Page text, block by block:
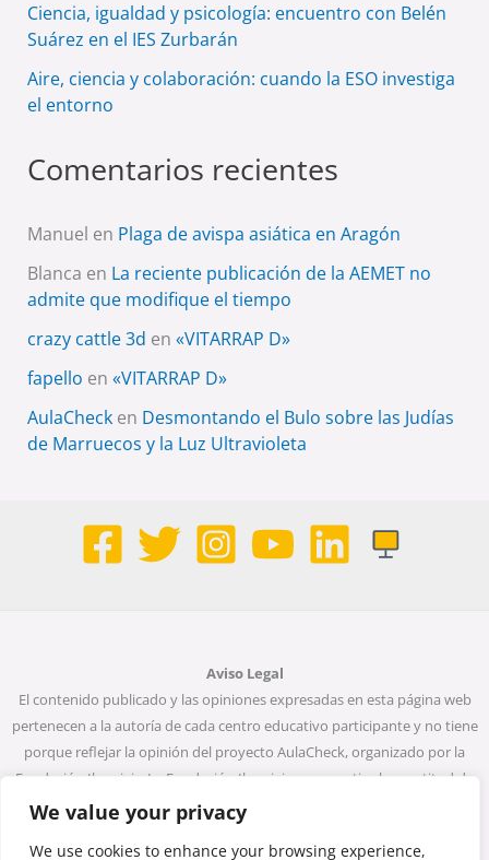
We value your privacy
We use cookies to enhance your browsing experience,
Ciencia, igualdad y psicología: encuentro con Belén
Suárez en el IES Zurbarán
Aire, ciencia y colaboración: cuando la ESO investiga
el entorno
Comentarios recientes
Manuel en Plaga de avispa asiática en Aragón
Blanca en La reciente publicación de la AEMET no
admite que modifique el tiempo
crazy cattle 3d en «VITARRAP D»
fapello en «VITARRAP D»
AulaChecken Desmontando el Bulo sobre las Judías
de Marruecos y la Luz Ultravioleta
Aviso Legal
El contenido publicado y las opiniones expresadas en esta página web
pertenecen a la autoría de cada centro educativo participante y no tiene
porque reflejar la opinión del proyecto AulaCheck, organizado por la
Fundación Ibercivis. La Fundación Ibercivis no garantiza la exactitud de
todos los datos incluidos en las entradas de la web. Ni la Fundación
Ibercivis ni ninguna persona que actúe en su nombre será considerada